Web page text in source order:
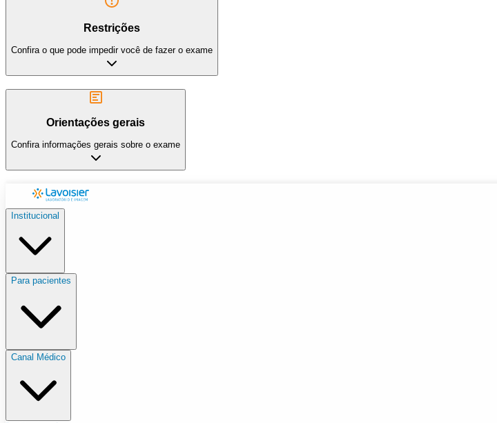
Restrições
Confira o que pode impedir você de fazer o exame
Orientações gerais
Confira informações gerais sobre o exame
Institucional
Para pacientes
Canal Médico